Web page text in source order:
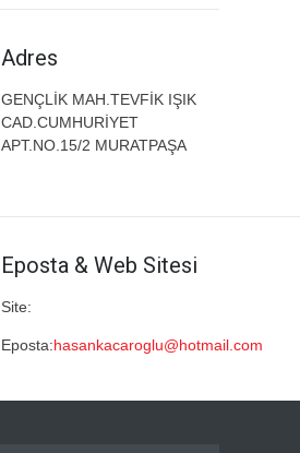
Adres
GENÇLİK MAH.TEVFİK IŞIK
CAD.CUMHURİYET
APT.NO.15/2 MURATPAŞA
Eposta & Web Sitesi
Site:
Eposta:hasankacaroglu@hotmail.com